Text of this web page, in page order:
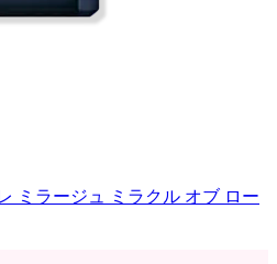
ミラージュ ミラクル オブ ロー